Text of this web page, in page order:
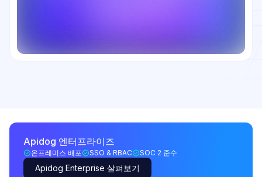
Apidog 엔터프라이즈
온프레미스 배포 SSO & RBAC SOC 2 준수
Apidog Enterprise 살펴보기